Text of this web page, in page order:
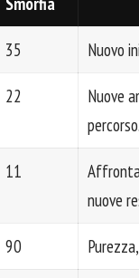
35 Nuovo
22
Nuove
percorso.
11
nuove
90